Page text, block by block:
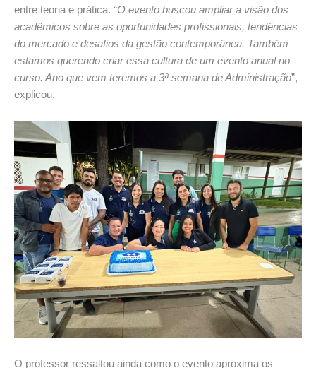
entre teoria e prática. “O evento buscou ampliar a visão dos
acadêmicos sobre as oportunidades profissionais, tendências
do mercado e desafios da gestão contemporânea. Também
estamos querendo criar essa cultura de um evento anual no
curso. Ano que vem teremos a 3ª semana de Administração”,
explicou.
O professor ressaltou ainda como o evento aproxima os